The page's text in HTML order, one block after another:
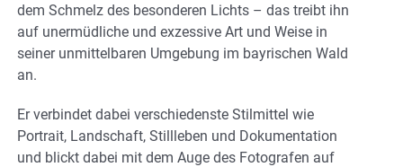
dem Schmelz des besonderen Lichts – das treibt ihn
auf unermüdliche und exzessive Art und Weise in
seiner unmittelbaren Umgebung im bayrischen Wald
an.
Er verbindet dabei verschiedenste Stilmittel wie
Portrait, Landschaft, Stillleben und Dokumentation
und blickt dabei mit dem Auge des Fotografen auf